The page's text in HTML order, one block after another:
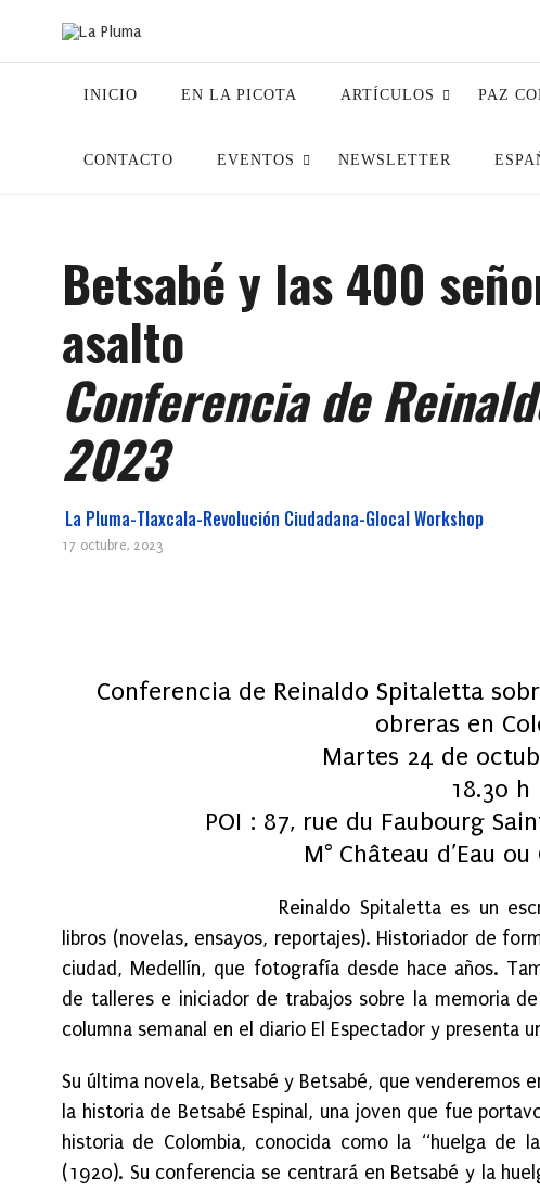
INICIO EN LA PICOTA ARTÍCULOS PAZ
CONTACTO EVENTOS NEWSLETTER
Betsabé y las 400
asalto
Conferencia de
2023
La Pluma-Tlaxcala-Revolución Ciudadana-Glocal Workshop
17 octubre, 2023
Conferencia de Reinaldo Spitaletta
obreras en
Martes 24 de
18.30 h
POI : 87, rue du Faubourg
M° Château d’Eau
Reinaldo Spitaletta es un
libros (novelas, ensayos, reportajes). Historiador de
ciudad, Medellín, que fotografía desde hace años.
de talleres e iniciador de trabajos sobre la memoria
columna semanal en el diario El Espectador y presenta
Su última novela, Betsabé y Betsabé, que venderemos
la historia de Betsabé Espinal, una joven que fue
historia de Colombia, conocida como la “huelga de
(1920). Su conferencia se centrará en Betsabé y la